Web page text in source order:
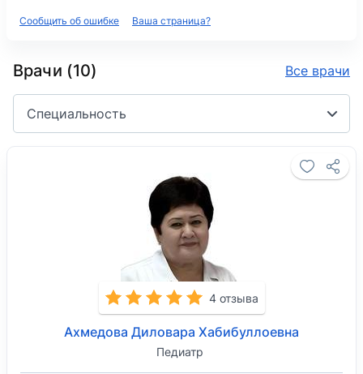
Сообщить об ошибке Ваша страница?
Врачи (10) Все врачи
Специальность
4 отзыва
Ахмедова Диловара Хабибуллоевна
Педиатр